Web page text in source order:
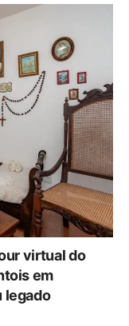
virtual do
em
legado